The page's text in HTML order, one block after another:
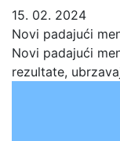
15. 02. 2024
Novi padajući
Novi padajući
rezultate,